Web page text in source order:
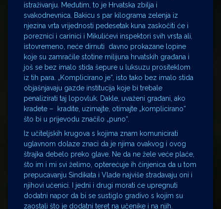
istraživanju. Međutim, to je Hrvatska zbilja i
svakodnevnica. Bakicu s par kilograma zelenja iz
njezina vrta vrijednosti pedesetak kuna zaskočiti će i
poreznici i carinici i Mikulićevi inspektori svih vrsta ali,
istovremeno, neće dirnuti davno prokazane lopine
koje su zamračile stotine milijuna hrvatskih građana i
još se bez imalo stida šepure u luksuzu prositeklom
iz tih para. „Komplicirano je“, isto tako bez imalo stida
objašnjavaju gazde institucija koje bi trebale
penalizirati taj lopovluk. Dakle, uvaženi građani, ako
kradete – kradite, uzimajte, otimajte „komplicirano“
što bi u prijevodu značilo „puno“.
Iz učiteljskih krugova s kojima znam komunicirati
uglavnom dolaze znaci da je njima ovakvog i ovog
štrajka debelo preko glave. Ne da ne žele veće plaće,
što im i mi svi želimo, opterećuje ih činjenica da u tom
prepucavanju Sindikata i Vlade najviše stradavaju oni i
njihovi učenici. I jedni i drugi morati će upregnuti
dodatni napor da bi se sustiglo gradivo s kojim su
zaostali što je dodatni teret na učenike i na njih.